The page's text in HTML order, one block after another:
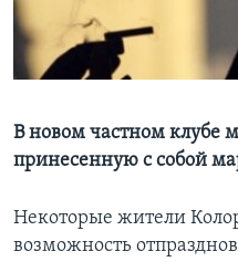
Learning English
В новом частном клубе
принесенную с собой
Некоторые жители
возможность